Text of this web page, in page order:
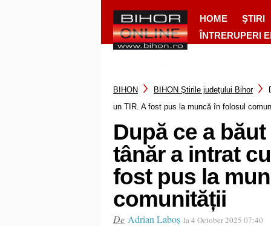
HOME
ŞTIRI
ÎNTRERUPERI
BIHON BIHON Ştirile judeţului Bihor
un TIR. A fost pus la muncă în folosul
După ce a
tânăr a intrat
fost pus la
comunității
De Adrian Laboș la 4 October 2025 07:40